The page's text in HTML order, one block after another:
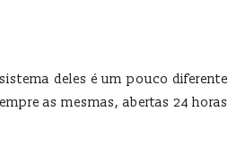
deles é um pouco diferente
as mesmas, abertas 24 horas